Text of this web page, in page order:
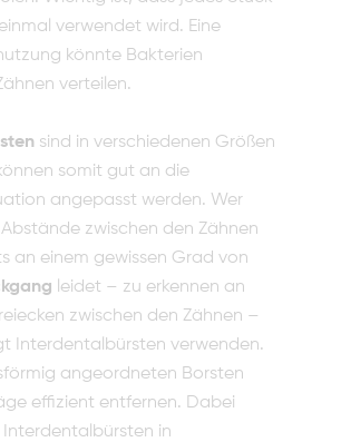
verwendet wird. Eine
könnte Bakterien
verteilen.
sind in verschiedenen Größen
somit gut an die
angepasst werden. Wer
zwischen den Zähnen
an einem gewissen Grad von
leidet – zu erkennen an
zwischen den Zähnen –
Interdentalbürsten verwenden.
angeordneten Borsten
effizient entfernen. Dabei
Interdentalbürsten in